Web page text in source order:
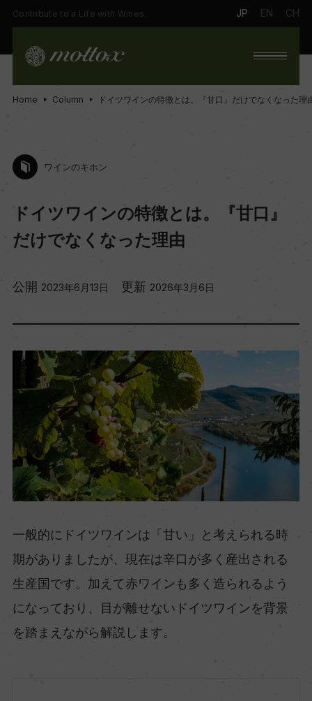
Contribute to a Life with Wines. JP EN CH
Home Column ドイツワインの特徴とは。『甘口』だけでなくなった理
ワインのキホン
ドイツワインの特徴とは。『甘口』
だけでなくなった理由
公開 2023年6月13日 更新 2026年3月6日
一般的にドイツワインは「甘い」と考えられる時
期がありましたが、現在は辛口が多く産出される
生産国です。加えて赤ワインも多く造られるよう
になっており、目が離せないドイツワインを背景
を踏まえながら解説します。